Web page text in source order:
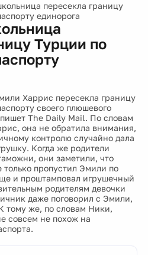
пересекла границу
единорога
Турции по
Харрис пересекла границу
своего плюшевого
The Daily Mail. По словам
она не обратила внимания,
контролю случайно дала
Когда же родители
они заметили, что
пропустил Эмили по
и проштамповал игрушечный
родителям девочки
даже поговорил с Эмили,
тому же, по словам Ники,
совсем не похож на